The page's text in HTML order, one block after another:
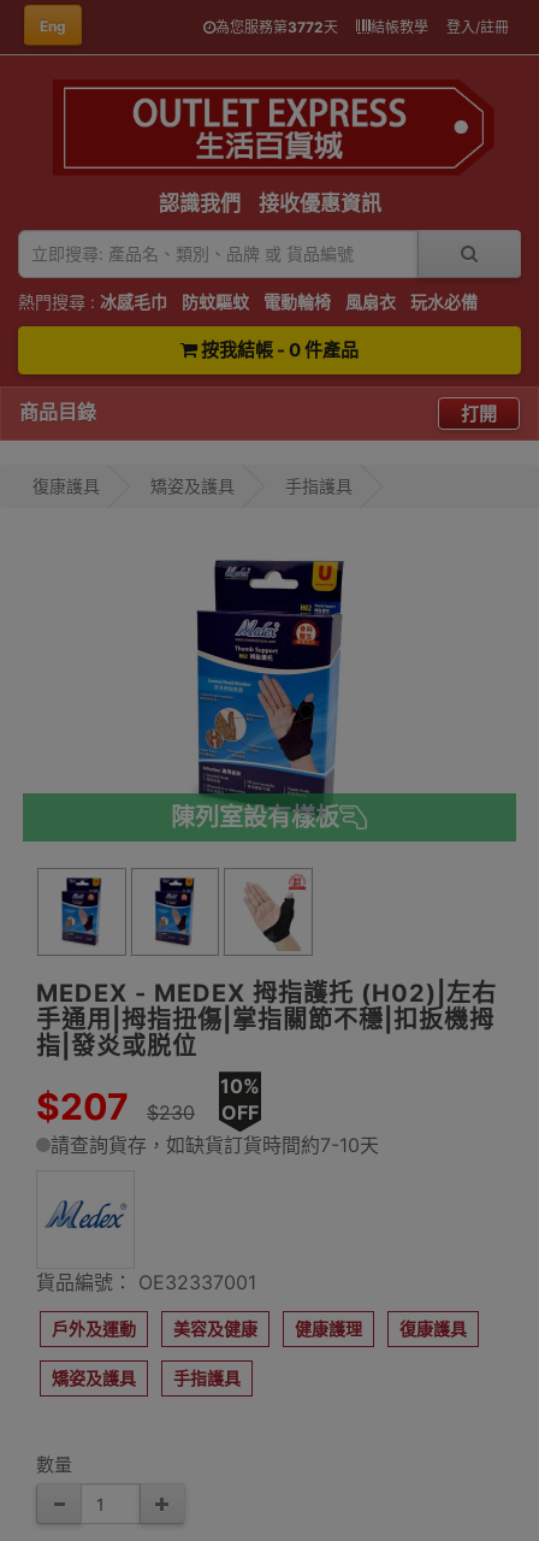
Eng 為您服務第3772天 結帳教學 登入/註冊
認識我們 接收優惠資訊
熱門搜尋 : 冰感毛巾 防蚊驅蚊 電動輪椅 風扇衣 玩水必備
按我結帳 - 0 件產品
商品目錄 打開
復康護具 矯姿及護具 手指護具
陳列室設有樣板
MEDEX - MEDEX 拇指護托 (H02)|左右
手通用|拇指扭傷|掌指關節不穩|扣扳機拇
指|發炎或脱位
$207 $230
10%
OFF
請查詢貨存，如缺貨訂貨時間約7-10天
貨品編號： OE32337001
戶外及運動 美容及健康 健康護理 復康護具
矯姿及護具 手指護具
數量